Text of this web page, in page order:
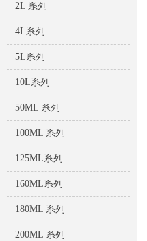
2L 系列
4L系列
5L系列
10L系列
50ML 系列
100ML 系列
125ML系列
160ML系列
180ML 系列
200ML 系列